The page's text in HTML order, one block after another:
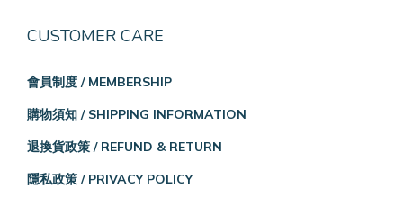
CUSTOMER CARE
會員制度 / MEMBERSHIP
購物須知 / SHIPPING INFORMATION
退換貨政策 / REFUND & RETURN
隱私政策 / PRIVACY POLICY